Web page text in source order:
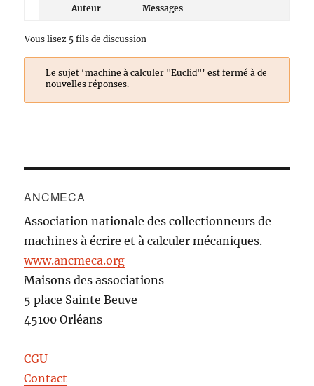
Auteur Messages
Vous lisez 5 fils de discussion
Le sujet ‘machine à calculer "Euclid"’ est fermé à de
nouvelles réponses.
ANCMECA
Association nationale des collectionneurs de
machines à écrire et à calculer mécaniques.
www.ancmeca.org
Maisons des associations
5 place Sainte Beuve
45100 Orléans
CGU
Contact